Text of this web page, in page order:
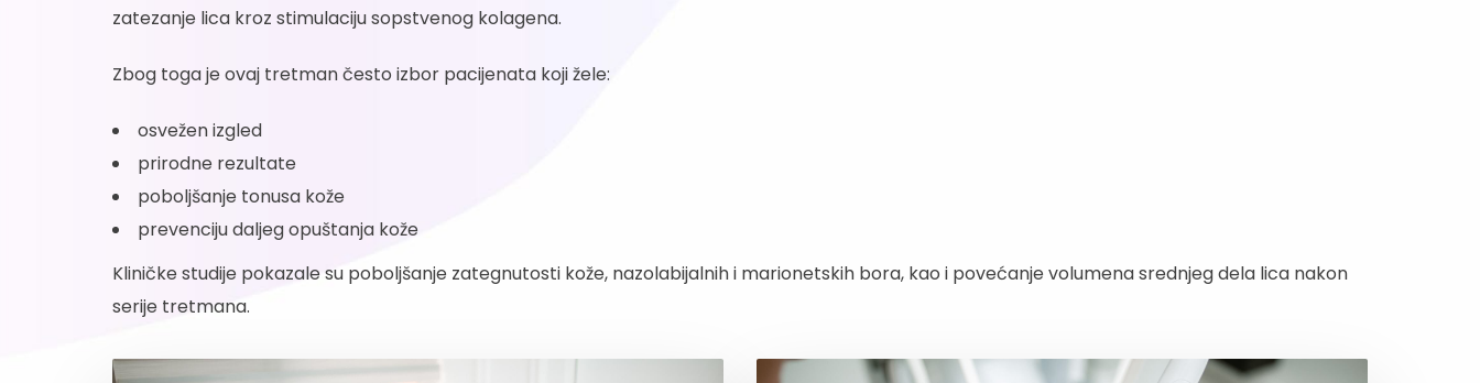
zatezanje lica kroz stimulaciju sopstvenog kolagena.
Zbog toga je ovaj tretman često izbor pacijenata koji žele:
osvežen izgled
prirodne rezultate
poboljšanje tonusa kože
prevenciju daljeg opuštanja kože
Kliničke studije pokazale su poboljšanje zategnutosti kože, nazolabijalnih i marionetskih bora, kao i povećanje volumena srednjeg dela lica nakon
serije tretmana.